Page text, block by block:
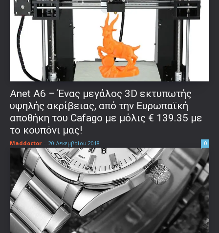
Anet A6 – Ένας μεγάλος 3D εκτυπωτής
υψηλής ακρίβειας, από την Ευρωπαϊκή
αποθήκη του Cafago με μόλις € 139.35 με
το κουπόνι μας!
Maddoctor - 20 Δεκεμβρίου 2018 0